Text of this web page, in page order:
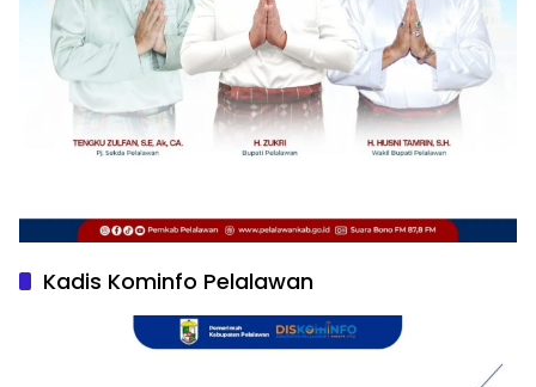
Kadis Kominfo Pelalawan